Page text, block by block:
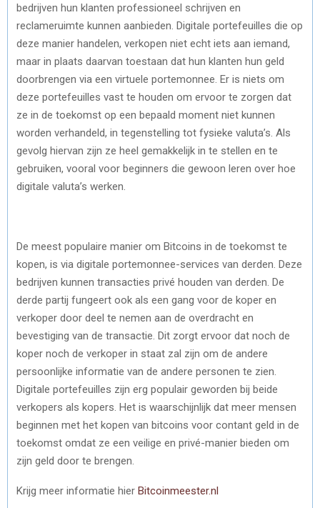
bedrijven hun klanten professioneel schrijven en
reclameruimte kunnen aanbieden. Digitale portefeuilles die op
deze manier handelen, verkopen niet echt iets aan iemand,
maar in plaats daarvan toestaan dat hun klanten hun geld
doorbrengen via een virtuele portemonnee. Er is niets om
deze portefeuilles vast te houden om ervoor te zorgen dat
ze in de toekomst op een bepaald moment niet kunnen
worden verhandeld, in tegenstelling tot fysieke valuta’s. Als
gevolg hiervan zijn ze heel gemakkelijk in te stellen en te
gebruiken, vooral voor beginners die gewoon leren over hoe
digitale valuta’s werken.
De meest populaire manier om Bitcoins in de toekomst te
kopen, is via digitale portemonnee-services van derden. Deze
bedrijven kunnen transacties privé houden van derden. De
derde partij fungeert ook als een gang voor de koper en
verkoper door deel te nemen aan de overdracht en
bevestiging van de transactie. Dit zorgt ervoor dat noch de
koper noch de verkoper in staat zal zijn om de andere
persoonlijke informatie van de andere personen te zien.
Digitale portefeuilles zijn erg populair geworden bij beide
verkopers als kopers. Het is waarschijnlijk dat meer mensen
beginnen met het kopen van bitcoins voor contant geld in de
toekomst omdat ze een veilige en privé-manier bieden om
zijn geld door te brengen.
Krijg meer informatie hier Bitcoinmeester.nl